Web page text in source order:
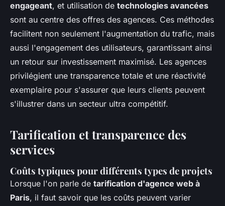
engageant, et utilisation de technologies avancées
sont au centre des offres des agences. Ces méthodes
facilitent non seulement l'augmentation du trafic, mais
aussi l'engagement des utilisateurs, garantissant ainsi
un retour sur investissement maximisé. Les agences
privilégient une transparence totale et une réactivité
exemplaire pour s'assurer que leurs clients peuvent
s'illustrer dans un secteur ultra compétitif.
Tarification et transparence des
services
Coûts typiques pour différents types de projets
Lorsque l'on parle de tarification d'agence web à
Paris, il faut savoir que les coûts peuvent varier